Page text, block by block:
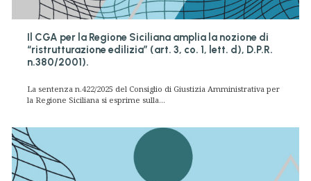
Il CGA per la Regione Siciliana amplia la nozione di
“ristrutturazione edilizia” (art. 3, co. 1, lett. d), D.P.R.
n.380/2001).
La sentenza n.422/2025 del Consiglio di Giustizia Amministrativa per
la Regione Siciliana si esprime sulla...